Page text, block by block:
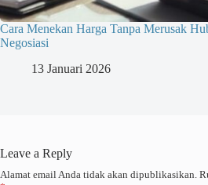
Cara Menekan Harga Tanpa Merusak
Negosiasi
13 Januari 2026
Leave a Reply
Alamat email Anda tidak akan dipublikasikan.